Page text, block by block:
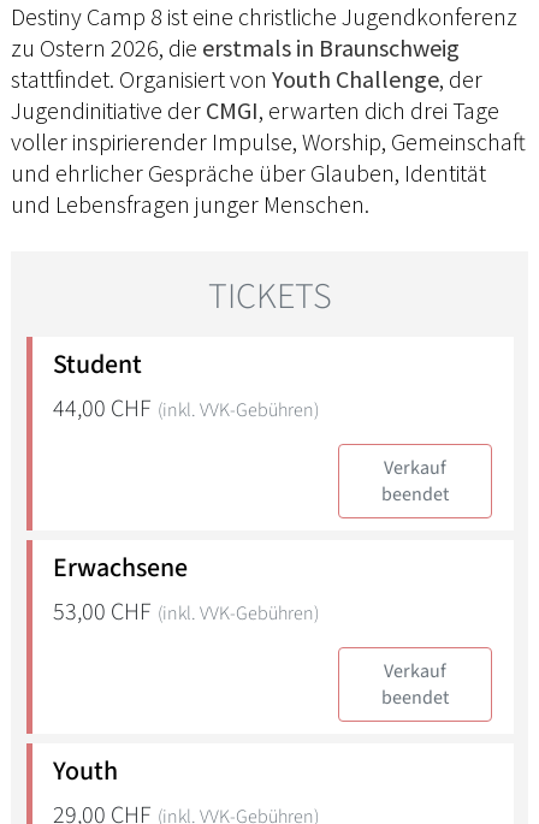
Destiny Camp 8 ist eine christliche Jugendkonferenz
zu Ostern 2026, die erstmals in Braunschweig
stattfindet. Organisiert von Youth Challenge, der
Jugendinitiative der CMGI, erwarten dich drei Tage
voller inspirierender Impulse, Worship, Gemeinschaft
und ehrlicher Gespräche über Glauben, Identität
und Lebensfragen junger Menschen.